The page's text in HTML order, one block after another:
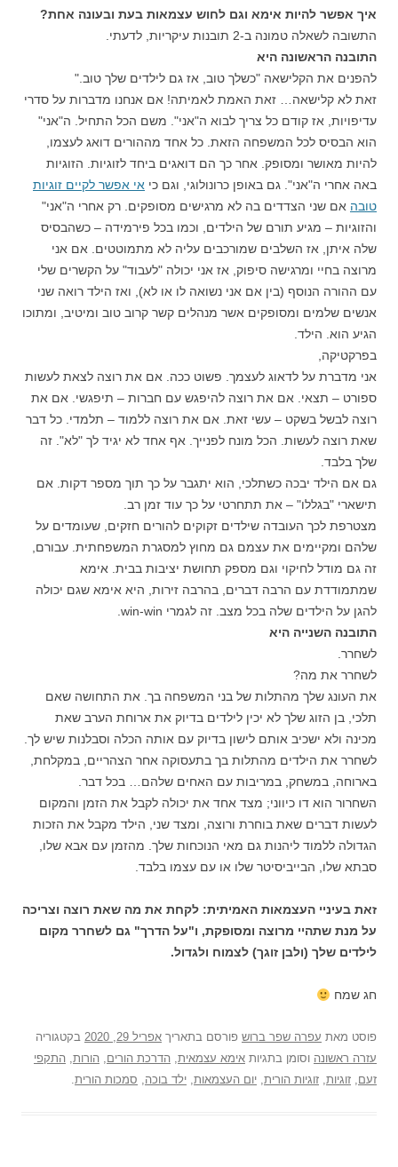
איך אפשר להיות אימא וגם לחוש עצמאות בעת ובעונה אחת?
התשובה לשאלה טמונה ב-2 תובנות עיקריות, לדעתי.
התובנה הראשונה היא
להפנים את הקלישאה "כשלך טוב, אז גם לילדים שלך טוב."
זאת לא קלישאה… זאת האמת לאמיתה! אם אנחנו מדברות על סדרי
עדיפויות, אז קודם כל צריך לבוא ה"אני". משם הכל התחיל. ה"אני"
הוא הבסיס לכל המשפחה הזאת. כל אחד מההורים דואג לעצמו,
להיות מאושר ומסופק. אחר כך הם דואגים ביחד לזוגיות. הזוגיות
באה אחרי ה"אני". גם באופן כרונולוגי, וגם כי אי אפשר לקיים זוגיות
טובה אם שני הצדדים בה לא מרגישים מסופקים. רק אחרי ה"אני"
והזוגיות – מגיע תורם של הילדים, וכמו בכל פירמידה – כשהבסיס
שלה איתן, אז השלבים שמורכבים עליה לא מתמוטטים. אם אני
מרוצה בחיי ומרגישה סיפוק, אז אני יכולה "לעבוד" על הקשרים שלי
עם ההורה הנוסף (בין אם אני נשואה לו או לא), ואז הילד רואה שני
אנשים שלמים ומסופקים אשר מנהלים קשר קרוב טוב ומיטיב, ומתוכו
הגיע הוא. הילד.
בפרקטיקה,
אני מדברת על לדאוג לעצמך. פשוט ככה. אם את רוצה לצאת לעשות
ספורט – תצאי. אם את רוצה להיפגש עם חברות – תיפגשי. אם את
רוצה לבשל בשקט – עשי זאת. אם את רוצה ללמוד – תלמדי. כל דבר
שאת רוצה לעשות. הכל מונח לפנייך. אף אחד לא יגיד לך "לא". זה
שלך בלבד.
גם אם הילד יבכה כשתלכי, הוא יתגבר על כך תוך מספר דקות. אם
תישארי "בגללו" – את תתחרטי על כך עוד זמן רב.
מצטרפת לכך העובדה שילדים זקוקים להורים חזקים, שעומדים על
שלהם ומקיימים את עצמם גם מחוץ למסגרת המשפחתית. עבורם,
זה גם מודל לחיקוי וגם מספק תחושת יציבות בבית. אימא
שמתמודדת עם הרבה דברים, בהרבה זירות, היא אימא שגם יכולה
להגן על הילדים שלה בכל מצב. זה לגמרי win-win.
התובנה השנייה היא
לשחרר.
לשחרר את מה?
את העונג שלך מהתלות של בני המשפחה בך. את התחושה שאם
תלכי, בן הזוג שלך לא יכין לילדים בדיוק את ארוחת הערב שאת
מכינה ולא ישכיב אותם לישון בדיוק עם אותה הכלה וסבלנות שיש לך.
לשחרר את הילדים מהתלות בך בתעסוקה אחר הצהריים, במקלחת,
בארוחה, במשחק, במריבות עם האחים שלהם… בכל דבר.
השחרור הוא דו כיווני; מצד אחד את יכולה לקבל את הזמן והמקום
לעשות דברים שאת בוחרת ורוצה, ומצד שני, הילד מקבל את הזכות
הגדולה ללמוד ליהנות גם מאי הנוכחות שלך. מהזמן עם אבא שלו,
סבתא שלו, הבייביסיטר שלו או עם עצמו בלבד.
זאת בעיניי העצמאות האמיתית: לקחת את מה שאת רוצה וצריכה
על מנת שתהיי מרוצה ומסופקת, ו"על הדרך" גם לשחרר מקום
לילדים שלך (ולבן זוגך) לצמוח ולגדול.
חג שמח
פוסט מאת עפרה שפר ברוש פורסם בתאריך אפריל 29, 2020
בקטגוריה
עזרה ראשונה וסומן בתגיות אימא עצמאית, הדרכת הורים, הורות, התקפי
זעם, זוגיות, זוגיות הורית, יום העצמאות, ילד בוכה, סמכות הורית.